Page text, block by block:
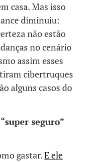
casa. Mas isso
diminuiu:
não estão
no cenário
assim esses
cibertruques
alguns casos do
seguro”
gastar.E ele